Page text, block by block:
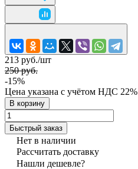
213 руб./шт
250 руб.
-15%
Цена указана с учётом НДС 22%
В корзину
Быстрый заказ
Нет в наличии
Рассчитать доставку
Нашли дешевле?